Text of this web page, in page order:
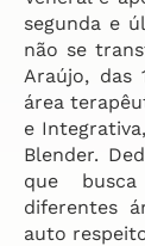
segunda e
não se
Araújo, das
área
e
Blender.
que
diferentes
auto